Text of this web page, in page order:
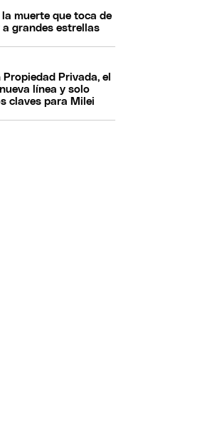
muerte que toca de
grandes estrellas
Privada, el
línea y solo
claves para Milei